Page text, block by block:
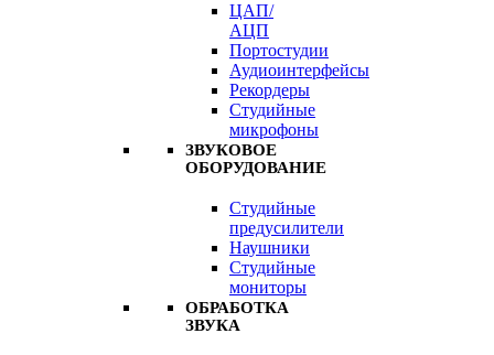
ЦАП/
АЦП
Портостудии
Аудиоинтерфейсы
Рекордеры
Студийные
микрофоны
ЗВУКОВОЕ
ОБОРУДОВАНИЕ
Студийные
предусилители
Наушники
Студийные
мониторы
ОБРАБОТКА
ЗВУКА